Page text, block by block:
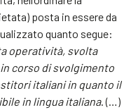
posta in essere da
quanto segue:
operatività, svolta
in corso di svolgimento
italiani in quanto il
in lingua italiana. (…)